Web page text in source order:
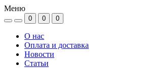
Меню
0 0 0
О нас
Оплата и доставка
Новости
Статьи